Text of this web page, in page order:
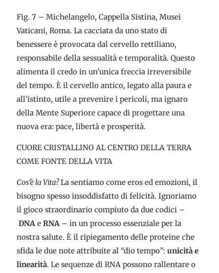
Fig. 7 – Michelangelo, Cappella Sistina, Musei
Vaticani, Roma. La cacciata da uno stato di
benessere è provocata dal cervello rettiliano,
responsabile della sessualità e temporalità. Questo
alimenta il credo in un’unica freccia irreversibile
del tempo. È il cervello antico, legato alla paura e
all’istinto, utile a prevenire i pericoli, ma ignaro
della Mente Superiore capace di progettare una
nuova era: pace, libertà e prosperità.
CUORE CRISTALLINO AL CENTRO DELLA TERRA
COME FONTE DELLA VITA
Cos’è la Vita?La sentiamo come eros ed emozioni, il
bisogno spesso insoddisfatto di felicità. Ignoriamo
il gioco straordinario compiuto da due codici –
DNA e RNA – in un processo essenziale per la
nostra salute. È il ripiegamento delle proteine che
sfida le due note attribuite al “dio tempo”: unicità e
linearità. Le sequenze di RNA possono rallentare o